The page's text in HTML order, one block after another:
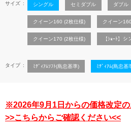
サイズ シングル セミダブル ダブル
クイーン160 (2枚仕様) クイーン160
クイーン170 (2枚仕様) 【ｼｮｰﾄ】シ
タイプ ﾐﾃﾞｨｱﾑｿﾌﾄ(島忠基準) ﾐﾃﾞｨｱﾑ(島忠基
※2026年9月1日からの価格改定
>>こちらからご確認ください<<